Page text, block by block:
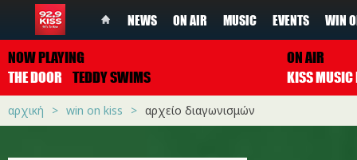
NEWS ON AIR MUSIC EVENTS WIN
NOW PLAYING
THE DOOR
TEDDY SWIMS
ON AIR
αρχική win on kiss αρχείο διαγωνισμών